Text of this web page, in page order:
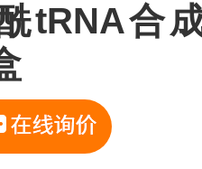
tRNA合